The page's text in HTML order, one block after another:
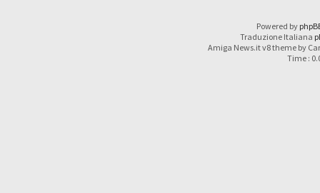
Powered by
Traduzione Italiana
Amiga News.it v8 theme by
Time :